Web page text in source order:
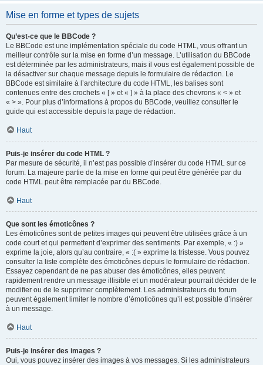
Mise en forme et types de sujets
Qu’est-ce que le BBCode ?
Le BBCode est une implémentation spéciale du code HTML, vous offrant un
meilleur contrôle sur la mise en forme d’un message. L’utilisation du BBCode
est déterminée par les administrateurs, mais il vous est également possible de
la désactiver sur chaque message depuis le formulaire de rédaction. Le
BBCode est similaire à l’architecture du code HTML, les balises sont
contenues entre des crochets « [ » et « ] » à la place des chevrons « < » et
« > ». Pour plus d’informations à propos du BBCode, veuillez consulter le
guide qui est accessible depuis la page de rédaction.
Haut
Puis-je insérer du code HTML ?
Par mesure de sécurité, il n’est pas possible d’insérer du code HTML sur ce
forum. La majeure partie de la mise en forme qui peut être générée par du
code HTML peut être remplacée par du BBCode.
Haut
Que sont les émoticônes ?
Les émoticônes sont de petites images qui peuvent être utilisées grâce à un
code court et qui permettent d’exprimer des sentiments. Par exemple, « :) »
exprime la joie, alors qu’au contraire, « :( » exprime la tristesse. Vous pouvez
consulter la liste complète des émoticônes depuis le formulaire de rédaction.
Essayez cependant de ne pas abuser des émoticônes, elles peuvent
rapidement rendre un message illisible et un modérateur pourrait décider de le
modifier ou de le supprimer complètement. Les administrateurs du forum
peuvent également limiter le nombre d’émoticônes qu’il est possible d’insérer
à un message.
Haut
Puis-je insérer des images ?
Oui, vous pouvez insérer des images à vos messages. Si les administrateurs